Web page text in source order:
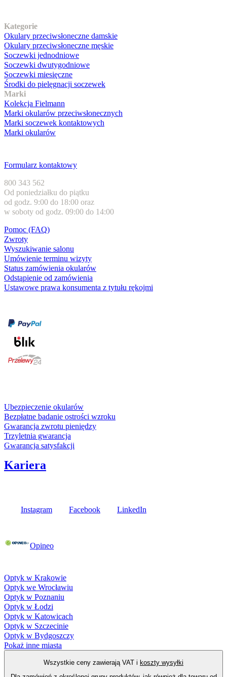
Kategorie
Okulary przeciwsłoneczne damskie
Okulary przeciwsłoneczne męskie
Soczewki jednodniowe
Soczewki dwutygodniowe
Soczewki miesięczne
Środki do pielęgnacji soczewek
Marki
Kolekcja Fielmann
Marki okularów przeciwsłonecznych
Marki soczewek kontaktowych
Marki okularów
Formularz kontaktowy
800 343 562
Od poniedziałku do piątku
od godz. 9:00 do 18:00 oraz
w soboty od godz. 09:00 do 14:00
Pomoc (FAQ)
Zwroty
Wyszukiwanie salonu
Umówienie terminu wizyty
Status zamówienia okularów
Odstąpienie od zamówienia
Ustawowe prawa konsumenta z tytułu rękojmi
Ubezpieczenie okularów
Bezpłatne badanie ostrości wzroku
Gwarancja zwrotu pieniędzy
Trzyletnia gwarancja
Gwarancja satysfakcji
Kariera
Instagram Facebook LinkedIn
Opineo
Optyk w Krakowie
Optyk we Wrocławiu
Optyk w Poznaniu
Optyk w Łodzi
Optyk w Katowicach
Optyk w Szczecinie
Optyk w Bydgoszczy
Pokaż inne miasta
Wszystkie ceny zawierają VAT i koszty wysyłki